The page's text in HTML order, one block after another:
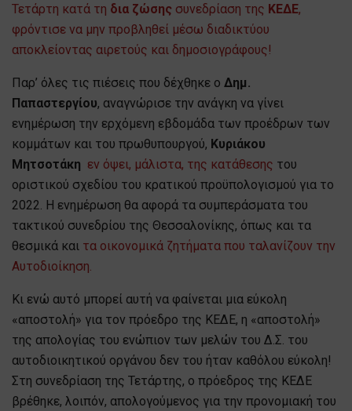
Τετάρτη κατά τη δια ζώσης συνεδρίαση της ΚΕΔΕ,
φρόντισε να μην προβληθεί μέσω διαδικτύου
αποκλείοντας αιρετούς και δημοσιογράφους!
Παρ’ όλες τις πιέσεις που δέχθηκε ο Δημ.
Παπαστεργίου, αναγνώρισε την ανάγκη να γίνει
ενημέρωση την ερχόμενη εβδομάδα των προέδρων των
κομμάτων και του πρωθυπουργού, Κυριάκου
Μητσοτάκη εν όψει, μάλιστα, της κατάθεσης του
οριστικού σχεδίου του κρατικού προϋπολογισμού για το
2022. Η ενημέρωση θα αφορά τα συμπεράσματα του
τακτικού συνεδρίου της Θεσσαλονίκης, όπως και τα
θεσμικά και τα οικονομικά ζητήματα που ταλανίζουν την
Αυτοδιοίκηση.
Κι ενώ αυτό μπορεί αυτή να φαίνεται μια εύκολη
«αποστολή» για τον πρόεδρο της ΚΕΔΕ, η «αποστολή»
της απολογίας του ενώπιον των μελών του Δ.Σ. του
αυτοδιοικητικού οργάνου δεν του ήταν καθόλου εύκολη!
Στη συνεδρίαση της Τετάρτης, ο πρόεδρος της ΚΕΔΕ
βρέθηκε, λοιπόν, απολογούμενος για την προνομιακή του